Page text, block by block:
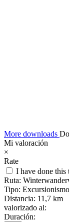
More downloads
Mi valoración
×
Rate
I have done this
Ruta:
Tipo: Excursionismo
Distancia: 11,7 km
valorizado al:
Duración: